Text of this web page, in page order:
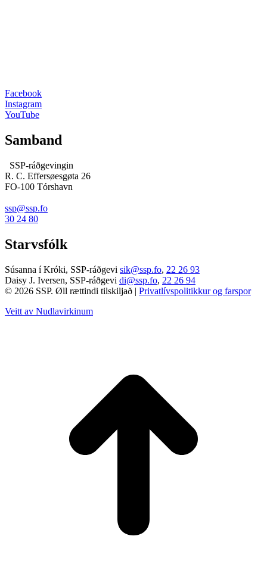
Facebook
Instagram
YouTube
Samband
SSP-ráðgevingin
R. C. Effersøesgøta 26
FO-100 Tórshavn
ssp@ssp.fo
30 24 80
Starvsfólk
Súsanna í Króki, SSP-ráðgevi sik@ssp.fo, 22 26 93
Daisy J. Iversen, SSP-ráðgevi di@ssp.fo, 22 26 94
© 2026 SSP. Øll rættindi tilskiljað | Privatlívspolitikkur og farspor
Veitt av Nudlavirkinum